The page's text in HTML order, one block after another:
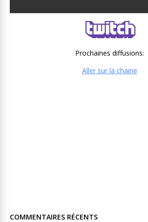
Prochaines diffusions:
Aller sur la chaine
COMMENTAIRES RÉCENTS